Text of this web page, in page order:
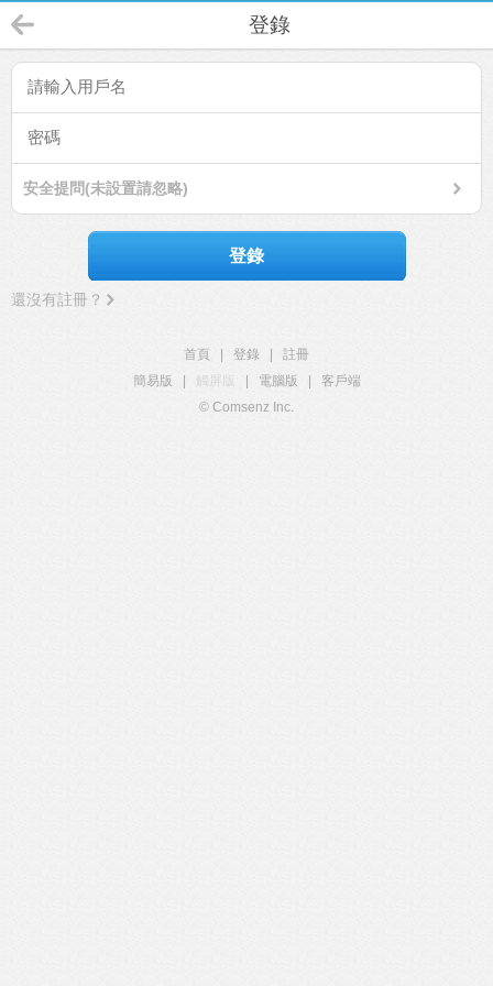
登錄
安全提問(未設置請忽略)
登錄
還沒有註冊？
首頁 登錄
註冊
簡易版
觸屏版 電腦版
客戶端
© Comsenz Inc.